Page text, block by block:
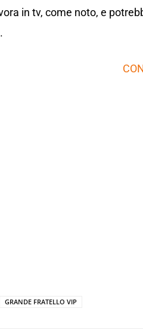
in tv, come noto, e
GRANDE FRATELLO VIP